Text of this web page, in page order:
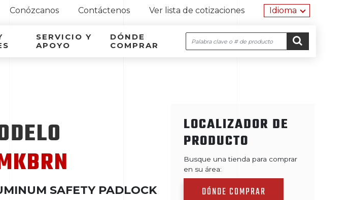
Conózcanos Contáctenos Ver lista de cotizaciones Idioma
Navegación por el sitio
Ir al contenido
SERVICIO Y
APOYO
DÓNDE
COMPRAR
Buscar
SAFETY PADLOCK
LOCALIZADOR DE
PRODUCTO
Busque una tienda para comprar
en su área:
DÓNDE COMPRAR